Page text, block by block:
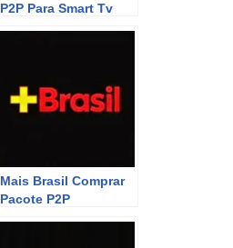
P2P Para Smart Tv
Mais Brasil Comprar
Pacote P2P